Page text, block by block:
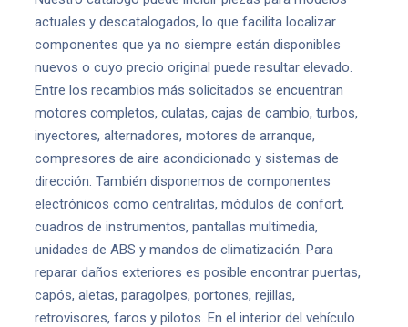
actuales y descatalogados, lo que facilita localizar
componentes que ya no siempre están disponibles
nuevos o cuyo precio original puede resultar elevado.
Entre los recambios más solicitados se encuentran
motores completos, culatas, cajas de cambio, turbos,
inyectores, alternadores, motores de arranque,
compresores de aire acondicionado y sistemas de
dirección. También disponemos de componentes
electrónicos como centralitas, módulos de confort,
cuadros de instrumentos, pantallas multimedia,
unidades de ABS y mandos de climatización. Para
reparar daños exteriores es posible encontrar puertas,
capós, aletas, paragolpes, portones, rejillas,
retrovisores, faros y pilotos. En el interior del vehículo